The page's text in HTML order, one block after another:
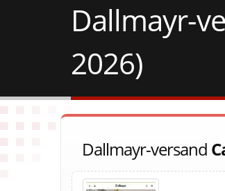
Dallmayr-
2026)
Dallmayr-versand